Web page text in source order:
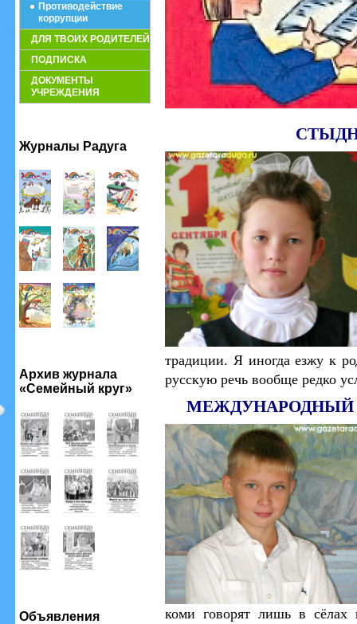
Противодействие
коррупции
ДЛЯ ТВОИХ РОДИТЕЛЕЙ
ПОДПИСКА
ДОКУМЕНТЫ
УЧРЕЖДЕНИЯ
Журналы Радуга
Архив журнала
«Семейный круг»
Объявления
традиции. Я иногда езжу к
русскую речь вообще редко
МЕЖДУНАРОДНЫЙ
коми говорят лишь в